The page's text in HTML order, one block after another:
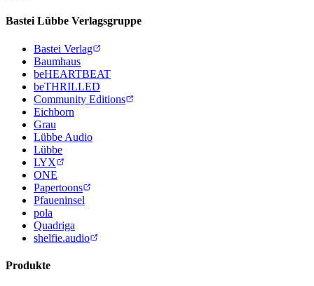
Bastei Lübbe Verlagsgruppe
Bastei Verlag
Baumhaus
beHEARTBEAT
beTHRILLED
Community Editions
Eichborn
Grau
Lübbe Audio
Lübbe
LYX
ONE
Papertoons
Pfaueninsel
pola
Quadriga
shelfie.audio
Produkte